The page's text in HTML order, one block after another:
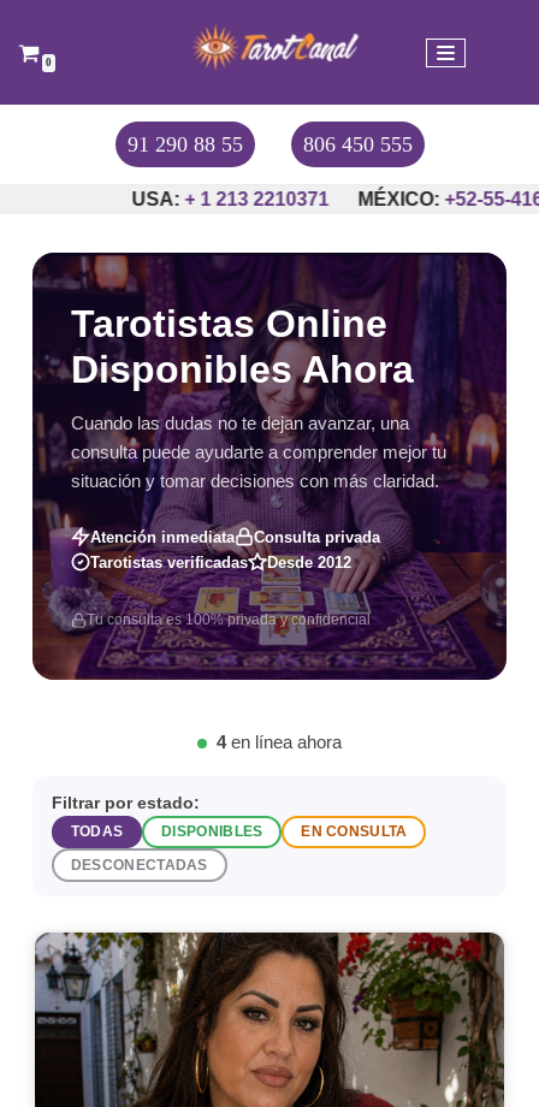
Saltar
0
91 290 88 55 806 450 555
+ 1 213 2210371 MÉXICO:+52-55-4163-8559
Tarotistas Online
Disponibles Ahora
Cuando las dudas no te dejan avanzar, una
consulta puede ayudarte a comprender mejor tu
situación y tomar decisiones con más claridad.
Atención inmediata
Consulta privada
Tarotistas verificadas
Desde 2012
Tu consulta es 100% privada y confidencial
4en línea ahora
Filtrar por estado:
TODAS DISPONIBLES
EN CONSULTA
DESCONECTADAS